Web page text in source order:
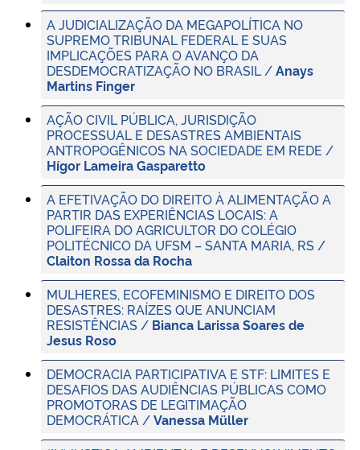
A JUDICIALIZAÇÃO DA MEGAPOLÍTICA NO
SUPREMO TRIBUNAL FEDERAL E SUAS
IMPLICAÇÕES PARA O AVANÇO DA
DESDEMOCRATIZAÇÃO NO BRASIL /Anays
Martins Finger
AÇÃO CIVIL PÚBLICA, JURISDIÇÃO
PROCESSUAL E DESASTRES AMBIENTAIS
ANTROPOGÊNICOS NA SOCIEDADE EM REDE /
Hígor Lameira Gasparetto
A EFETIVAÇÃO DO DIREITO À ALIMENTAÇÃO A
PARTIR DAS EXPERIÊNCIAS LOCAIS: A
POLIFEIRA DO AGRICULTOR DO COLÉGIO
POLITÉCNICO DA UFSM – SANTA MARIA, RS /
Claiton Rossa da Rocha
MULHERES, ECOFEMINISMO E DIREITO DOS
DESASTRES: RAÍZES QUE ANUNCIAM
RESISTÊNCIAS / Bianca Larissa Soares de
Jesus Roso
DEMOCRACIA PARTICIPATIVA E STF: LIMITES E
DESAFIOS DAS AUDIÊNCIAS PÚBLICAS COMO
PROMOTORAS DE LEGITIMAÇÃO
DEMOCRÁTICA /Vanessa Müller